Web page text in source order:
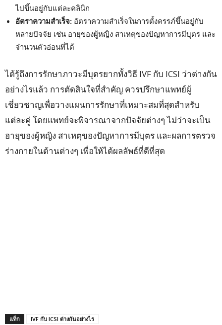
ไปขึ้นอยู่กับแต่ละคลินิก
อัตราความสำเร็จ: อัตราความสำเร็จในการตั้งครรภ์ขึ้นอยู่กับ
หลายปัจจัย เช่น อายุของผู้หญิง สาเหตุของปัญหาการมีบุตร และ
จำนวนตัวอ่อนที่ได้
ได้รู้ถึงการรักษาภาวะมีบุตรยากทั้งวิธี IVF กับ ICSI ว่าต่างกัน
อย่างไรแล้ว การตัดสินใจที่สำคัญ ควรปรึกษาแพทย์ผู้
เชี่ยวชาญเพื่อวางแผนการรักษาที่เหมาะสมที่สุดสำหรับ
แต่ละคู่ โดยแพทย์จะพิจารณาจากปัจจัยต่างๆ ไม่ว่าจะเป็น
อายุของผู้หญิง สาเหตุของปัญหาการมีบุตร และผลการตรวจ
ร่างกายในด้านต่างๆ เพื่อให้ได้ผลลัพธ์ที่ดีที่สุด
แท็ก
IVF กับ ICSI ต่างกันอย่างไร